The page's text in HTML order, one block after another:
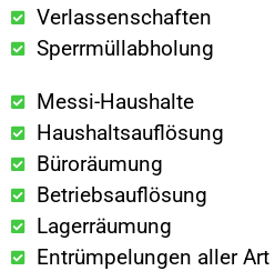
Verlassenschaften
Sperrmüllabholung
Messi-Haushalte
Haushaltsauflösung
Büroräumung
Betriebsauflösung
Lagerräumung
Entrümpelungen aller Art